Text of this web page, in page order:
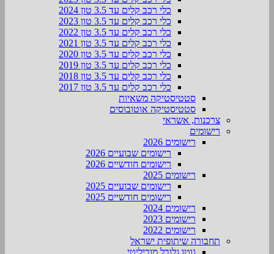
כלי רכב קלים עד 3.5 טון 2024
כלי רכב קלים עד 3.5 טון 2023
כלי רכב קלים עד 3.5 טון 2022
כלי רכב קלים עד 3.5 טון 2021
כלי רכב קלים עד 3.5 טון 2020
כלי רכב קלים עד 3.5 טון 2019
כלי רכב קלים עד 3.5 טון 2018
כלי רכב קלים עד 3.5 טון 2017
סטטיסטיקה משאיות
סטטיסטיקה אוטובוסים
צרכנות, אשראי
רישומים
רישומים 2026
רישומים שבועיים 2026
רישומים חודשיים 2026
רישומים 2025
רישומים שבועיים 2025
רישומים חודשיים 2025
רישומים 2024
רישומים 2023
רישומים 2022
תחבורה שיתופית ישראל
גוטו גלובל מוביליטי